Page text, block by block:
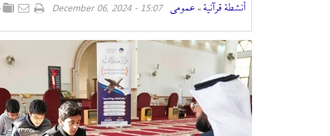
أنشطة قرآنیة » عمومی 15:07 - December 06, 2024